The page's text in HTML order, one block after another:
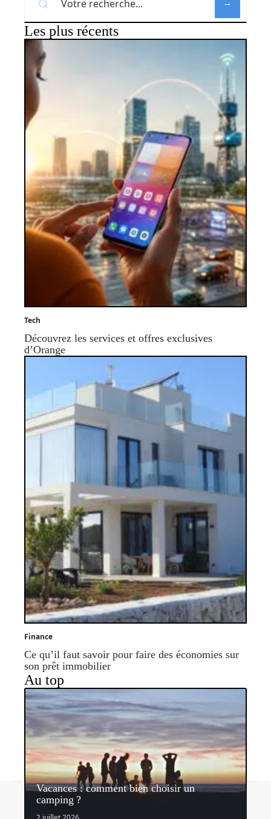
Les plus récents
Tech
Découvrez les services et offres exclusives
d’Orange
Finance
Ce qu’il faut savoir pour faire des économies sur
son prêt immobilier
Au top
Vacances : comment bien choisir un
camping ?
Contact Mentions légales